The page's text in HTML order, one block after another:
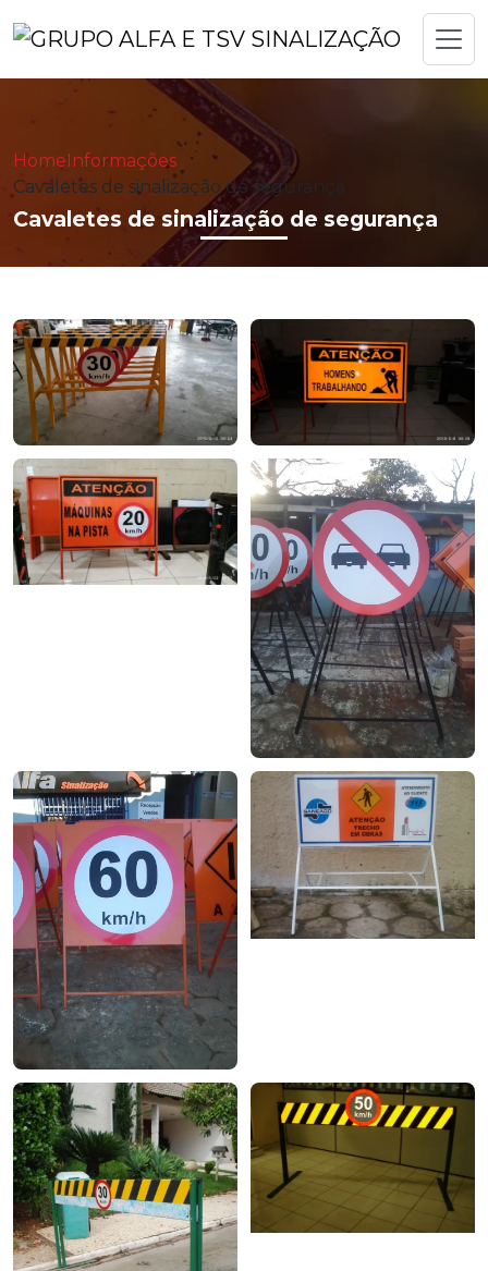
HomeInformações
Cavaletes de sinalização de segurança
Cavaletes de sinalização de segurança